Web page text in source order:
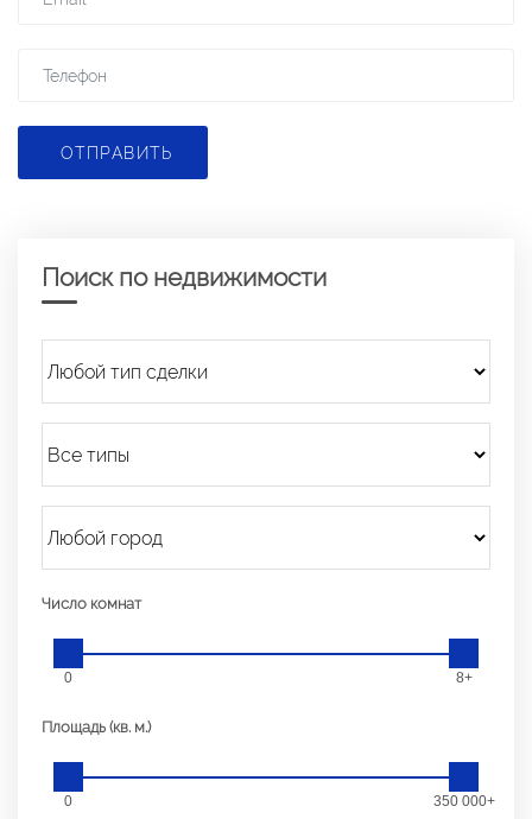
ОТПРАВИТЬ
Поиск по недвижимости
Число комнат
0 8+
Площадь (кв. м.)
0 350 000+